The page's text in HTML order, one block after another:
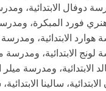
دوفال الابتدائية،
هنري فورد المبكرة،
هوارد الابتدائية،
لونج الابتدائية، ومدرسة
ومدرسة ميلر
سالينا